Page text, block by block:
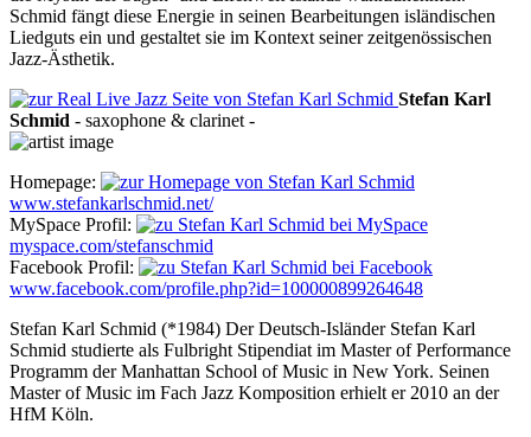
Schmid fängt diese Energie in seinen Bearbeitungen isländischen
Liedguts ein und gestaltet sie im Kontext seiner zeitgenössischen
Jazz-Ästhetik.
Stefan Karl
Schmid - saxophone & clarinet -
Homepage:
www.stefankarlschmid.net/
MySpace Profil:
myspace.com/stefanschmid
Facebook Profil:
www.facebook.com/profile.php?id=100000899264648
Stefan Karl Schmid (*1984) Der Deutsch-Isländer Stefan Karl
Schmid studierte als Fulbright Stipendiat im Master of Performance
Programm der Manhattan School of Music in New York. Seinen
Master of Music im Fach Jazz Komposition erhielt er 2010 an der
HfM Köln.